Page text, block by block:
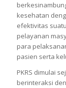
kesehatan
efektivitas
pelayanan
para
pasien serta
PKRS dimulai
berinteraksi